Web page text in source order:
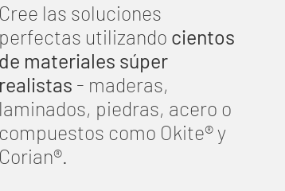
Cree las soluciones
perfectas utilizando cientos
de materiales súper
realistas - maderas,
laminados, piedras, acero o
compuestos como Okite® y
Corian®.